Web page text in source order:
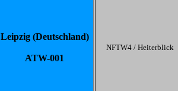
Leipzig (Deutschland)
ATW-001
NFTW4 / Heiterblick